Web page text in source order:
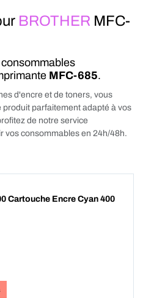
BROTHER MFC-
MFC-685.
d'encre et de toners, vous
parfaitement adapté à vos
de notre service
vos consommables en 24h/48h.
Cartouche Encre Cyan 400